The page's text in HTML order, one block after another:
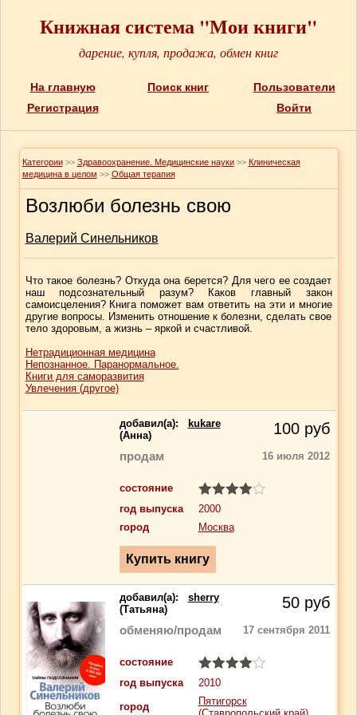
Книжная система "Мои книги"
дарение, купля, продажа, обмен книг
На главную Поиск книг
Пользователи
Регистрация
Войти
Категории >> Здравоохранение. Медицинские науки >> Клиническая
медицина в целом >> Общая терапия
Возлюби болезнь свою
Валерий Синельников
Что такое болезнь? Откуда она берется? Для чего ее создает
наш подсознательный разум? Каков главный закон
самоисцеления? Книга поможет вам ответить на эти и многие
другие вопросы. Изменить отношение к болезни, сделать свое
тело здоровым, а жизнь – яркой и счастливой.
Нетрадиционная медицина
Непознанное. Паранормальное.
Книги для саморазвития
Увлечения (другое)
добавил(a):
kukare
(Анна)
100 руб
продам 16 июля 2012
состояние
год выпуска
2000
город
Москва
добавил(a): sherry
(Татьяна)
50 руб
обменяю/продам 17 сентября 2011
состояние
год выпуска
2010
город
Пятигорск